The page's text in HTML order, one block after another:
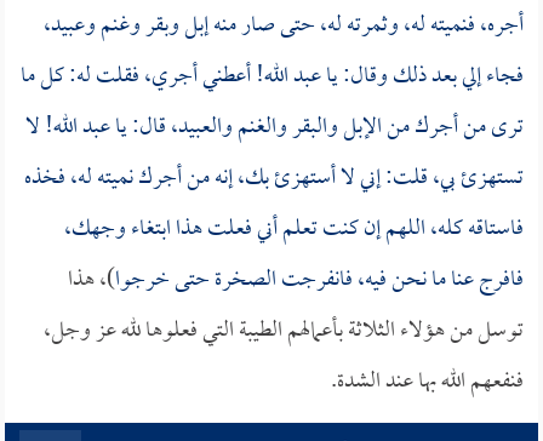
أجره، فنميته له، وثمرته له، حتى صار منه إبل وبقر وغنم وعبيد،
فجاء إلي بعد ذلك وقال: يا عبد الله! أعطني أجري، فقلت له: كل ما
ترى من أجرك من الإبل والبقر والغنم والعبيد، قال: يا عبد الله! لا
تستهزئ بي، قلت: إني لا أستهزئ بك، إنه من أجرك نميته له، فخذه
فاستاقه كله، اللهم إن كنت تعلم أني فعلت هذا ابتغاء وجهك،
فافرج عنا ما نحن فيه، فانفرجت الصخرة حتى خرجوا)، هذا
توسل من هؤلاء الثلاثة بأعمالهم الطيبة التي فعلوها لله عز وجل،
فنفعهم الله بها عند الشدة.